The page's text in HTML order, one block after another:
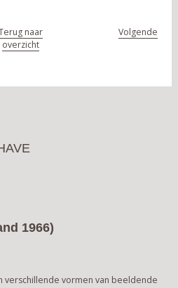
naar
overzicht
Volgende
1966)
verschillende vormen van beeldende